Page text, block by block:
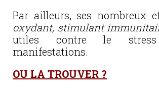
Par ailleurs, ses nombreux
oxydant, stimulant
utiles contre le
manifestations.
OU LA TROUVER ?